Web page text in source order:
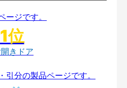
開きドア